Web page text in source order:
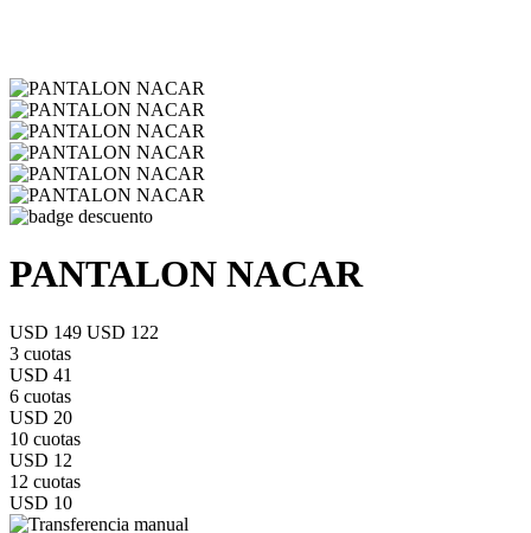
PANTALON NACAR
USD 149 USD 122
3 cuotas
USD 41
6 cuotas
USD 20
10 cuotas
USD 12
12 cuotas
USD 10